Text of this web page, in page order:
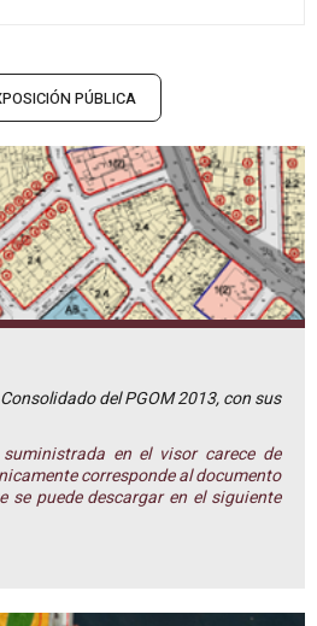
PÚBLICA
del PGOM 2013, con sus
en el visor carece de
corresponde al documento
se puede descargar en el siguiente